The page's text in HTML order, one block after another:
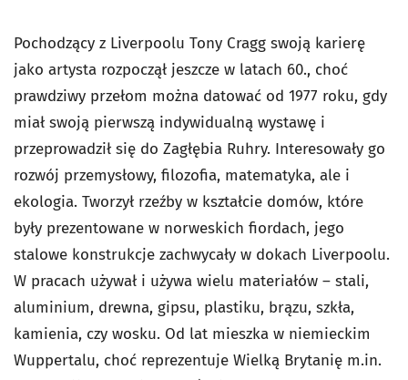
Pochodzący z Liverpoolu Tony Cragg swoją karierę
jako artysta rozpoczął jeszcze w latach 60., choć
prawdziwy przełom można datować od 1977 roku, gdy
miał swoją pierwszą indywidualną wystawę i
przeprowadził się do Zagłębia Ruhry. Interesowały go
rozwój przemysłowy, filozofia, matematyka, ale i
ekologia. Tworzył rzeźby w kształcie domów, które
były prezentowane w norweskich fiordach, jego
stalowe konstrukcje zachwycały w dokach Liverpoolu.
W pracach używał i używa wielu materiałów – stali,
aluminium, drewna, gipsu, plastiku, brązu, szkła,
kamienia, czy wosku. Od lat mieszka w niemieckim
Wuppertalu, choć reprezentuje Wielką Brytanię m.in.